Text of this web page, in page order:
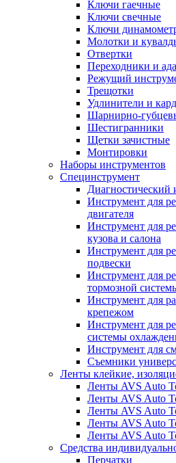
Ключи гаечные
Ключи свечные
Ключи
Молотки и
Отвертки
Переходники и
Режущий
Трещотки
Удлинители и
Шарнирно-
Шестигранники
Щетки зачистные
Монтировки
Наборы инструментов
Специнструмент
Диагностический
Инструмент для
двигателя
Инструмент для
кузова и салона
Инструмент для
подвески
Инструмент для
тормозной
Инструмент для
крепежом
Инструмент для
системы
Инструмент для
Съемники
Ленты клейкие,
Ленты AVS Auto
Ленты AVS Auto
Ленты AVS Auto
Ленты AVS Auto
Ленты AVS Auto
Средства
Перчатки